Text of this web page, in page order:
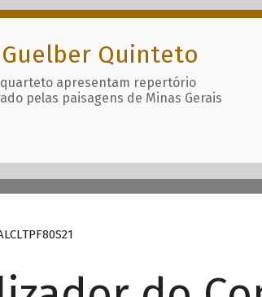
Quinteto
quarteto apresentam repertório
pelas paisagens de Minas Gerais